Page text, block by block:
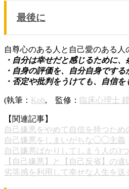
最後に
自尊心のある人と自己愛のある人
・自分は幸せだと感じるために
・自身の評価を、自分自身です
・否定や批判をうけても、自信
(執筆： Koh, 監修： 臨床心理士
【関連記事】
自己嫌悪をやめて自信を持つため
自己嫌悪をしまいがちな◯◯主義
自己嫌悪ばかりしてしまう人の3
【自己嫌悪】と【自己反省】の違
劣等感を利用して幸せな人生を送